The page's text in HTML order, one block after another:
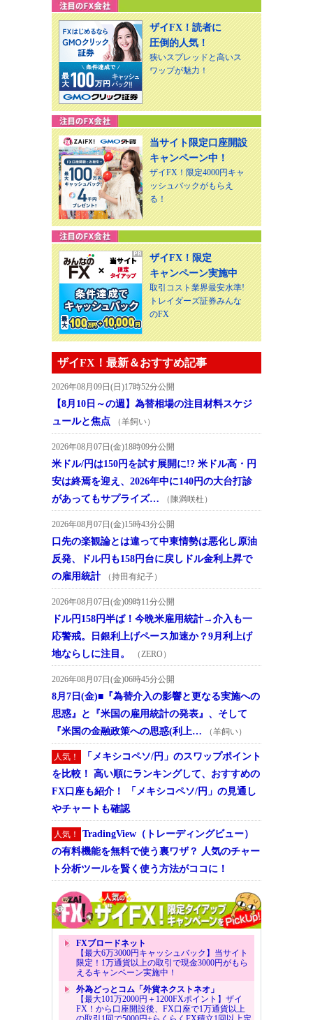
ザイFX！読者に
圧倒的人気！
狭いスプレッドと高いス
ワップが魅力！
当サイト限定口座開設
キャンペーン中！
ザイFX！限定4000円キャ
ッシュバックがもらえ
る！
ザイFX！限定
キャンペーン実施中
取引コスト業界最安水準!
トレイダーズ証券みんな
のFX
ザイFX！最新＆おすすめ記事
2026年08月09日(日)17時52分公開
【8月10日～の週】為替相場の注目材料スケジ
ュールと焦点
（羊飼い）
2026年08月07日(金)18時09分公開
米ドル/円は150円を試す展開に!? 米ドル高・円
安は終焉を迎え、2026年中に140円の大台打診
があってもサプライズ…
（陳満咲杜）
2026年08月07日(金)15時43分公開
口先の楽観論とは違って中東情勢は悪化し原油
反発、ドル円も158円台に戻しドル金利上昇で
の雇用統計
（持田有紀子）
2026年08月07日(金)09時11分公開
ドル円158円半ば！今晩米雇用統計→介入も一
応警戒。日銀利上げペース加速か？9月利上げ
地ならしに注目。
（ZERO）
2026年08月07日(金)06時45分公開
8月7日(金)■『為替介入の影響と更なる実施への
思惑』と『米国の雇用統計の発表』、そして
『米国の金融政策への思惑(利上…
（羊飼い）
人気！
「メキシコペソ/円」のスワップポイント
を比較！ 高い順にランキングして、おすすめの
FX口座も紹介！ 「メキシコペソ/円」の見通し
やチャートも確認
人気！
TradingView（トレーディングビュー）
の有料機能を無料で使う裏ワザ？ 人気のチャー
ト分析ツールを賢く使う方法がココに！
FXブロードネット
【最大6万3000円キャッシュバック】当サイト
限定！1万通貨以上の取引で現金3000円がもら
えるキャンペーン実施中！
外為どっとコム「外貨ネクストネオ」
【最大101万2000円＋1200FXポイント】ザイ
FX！から口座開設後、FX口座で1万通貨以上